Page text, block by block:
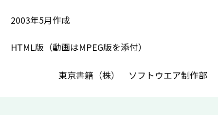
2003年5月作成
HTML版（動画はMPEG版を添付）
東京書籍（株） ソフトウエア制作部